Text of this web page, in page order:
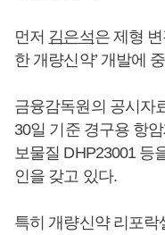
먼저 김은석은 제형
한 개량신약’ 개발에
금융감독원의 공시자
30일 기준 경구용 항
보물질 DHP23001 등
인을 갖고 있다.
특히 개량신약 리포락